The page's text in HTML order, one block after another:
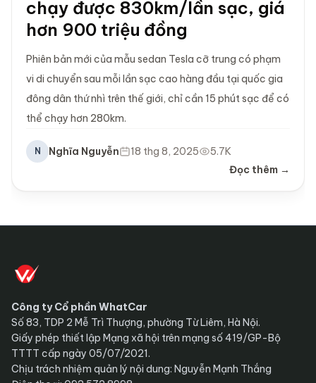
chạy được 830km/lần sạc, giá
hơn 900 triệu đồng
Phiên bản mới của mẫu sedan Tesla cỡ trung có phạm
vi di chuyển sau mỗi lần sạc cao hàng đầu tại quốc gia
đông dân thứ nhì trên thế giới, chỉ cần 15 phút sạc để có
thể chạy hơn 280km.
N Nghĩa Nguyễn 18 thg 8, 2025
5.7K
Đọc thêm →
Công ty Cổ phần WhatCar
Số 83, TDP 2 Mễ Trì Thượng, phường Từ Liêm, Hà Nội.
Giấy phép thiết lập Mạng xã hội trên mạng số 419/GP-Bộ
TTTT cấp ngày 05/07/2021.
Chịu trách nhiệm quản lý nội dung: Nguyễn Mạnh Thắng